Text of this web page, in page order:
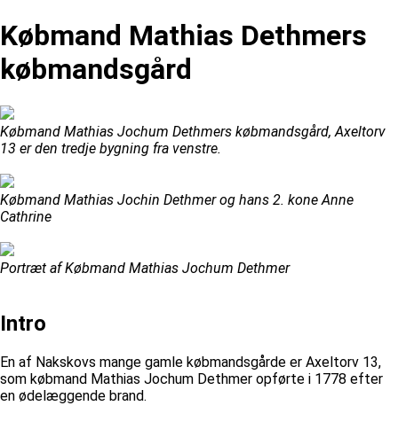
Købmand Mathias Dethmers
købmandsgård
Købmand Mathias Jochum Dethmers købmandsgård, Axeltorv
13 er den tredje bygning fra venstre.
Købmand Mathias Jochin Dethmer og hans 2. kone Anne
Cathrine
Portræt af Købmand Mathias Jochum Dethmer
Intro
En af Nakskovs mange gamle købmandsgårde er Axeltorv 13,
som købmand Mathias Jochum Dethmer opførte i 1778 efter
en ødelæggende brand.